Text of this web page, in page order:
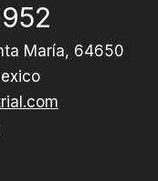
María, 64650